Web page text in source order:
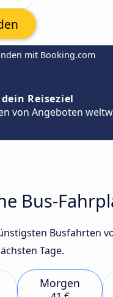
mit Booking.com
Reiseziel
von Angeboten
Bus-
Busfahrten
Tage.
Morgen